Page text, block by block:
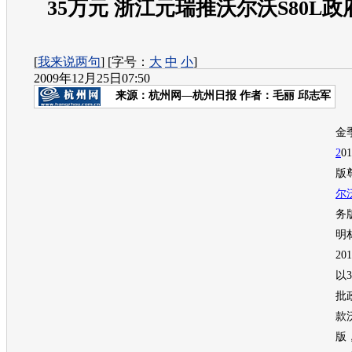
35万元 浙江元瑞推沃尔沃S80L政
[我来说两句] [字号： 大 中 小]
2009年12月25日07:50
来源： 杭州网—杭州日报 作者：毛丽 邱志军
金
2
版
尔
务
明
以
批
款
版